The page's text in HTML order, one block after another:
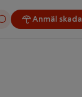
Sök Anmäl skada